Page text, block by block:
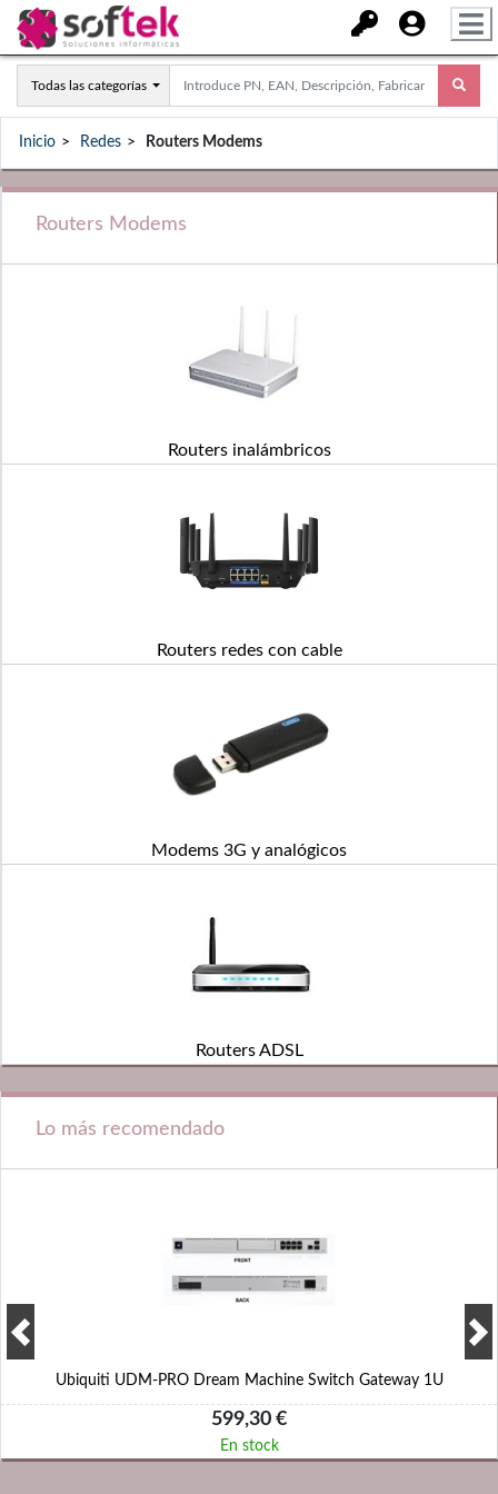
Todas las categorías
Inicio Redes Routers Modems
Routers Modems
Routers inalámbricos
Routers redes con cable
Modems 3G y analógicos
Routers ADSL
Lo más recomendado
Ubiquiti UDM-PRO Dream Machine Switch Gateway 1U
599,30 €
En stock